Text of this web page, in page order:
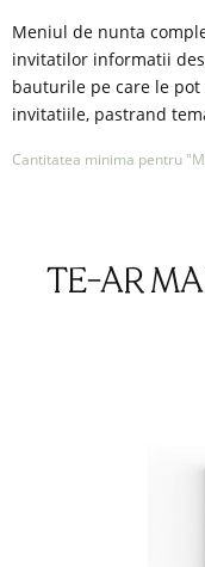
Meniul de nunta
invitatilor informatii
bauturile pe care le pot
invitatiile, pastrand
Cantitatea minima pentru
TE-AR